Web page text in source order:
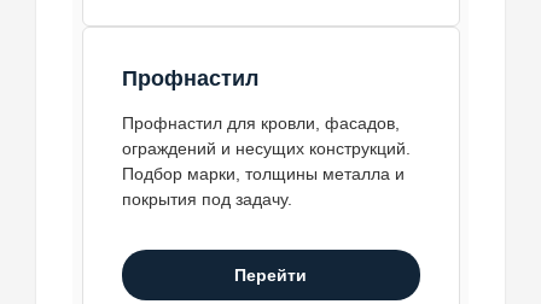
Профнастил
Профнастил для кровли, фасадов,
ограждений и несущих конструкций.
Подбор марки, толщины металла и
покрытия под задачу.
Перейти